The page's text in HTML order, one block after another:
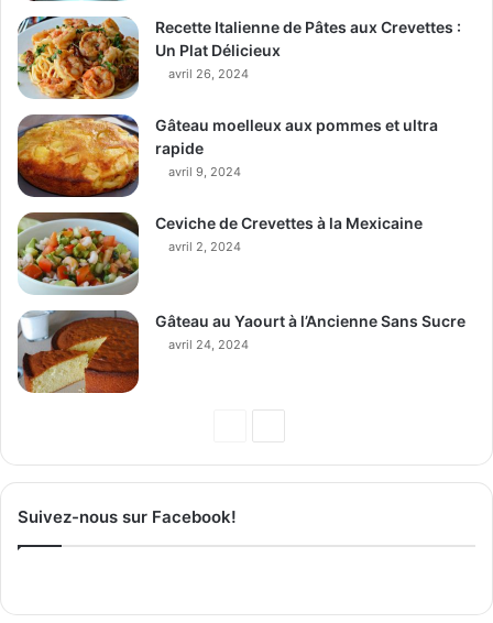
Recette Italienne de Pâtes aux Crevettes :
Un Plat Délicieux
avril 26, 2024
Gâteau moelleux aux pommes et ultra
rapide
avril 9, 2024
Ceviche de Crevettes à la Mexicaine
avril 2, 2024
Gâteau au Yaourt à l’Ancienne Sans Sucre
avril 24, 2024
g
p
é
g
s
i
Suivez-nous sur Facebook!